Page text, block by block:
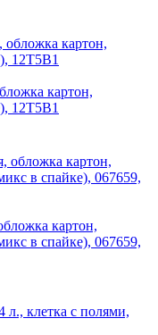
картон,
12Т5В1
картон,
в спайке), 067659,